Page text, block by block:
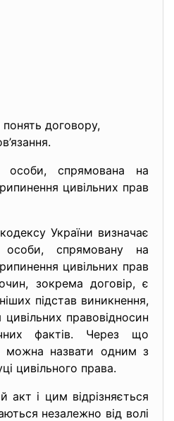
понять договору,
спрямована на
цивільних прав
України визначає
спрямовану на
цивільних прав
зокрема договір, є
підстав виникнення,
правовідносин
фактів. Через що
можна назвати одним з
цивільного права.
і цим відрізняється
незалежно від волі